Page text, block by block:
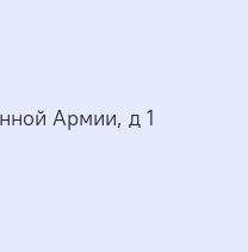
Армии, д 1